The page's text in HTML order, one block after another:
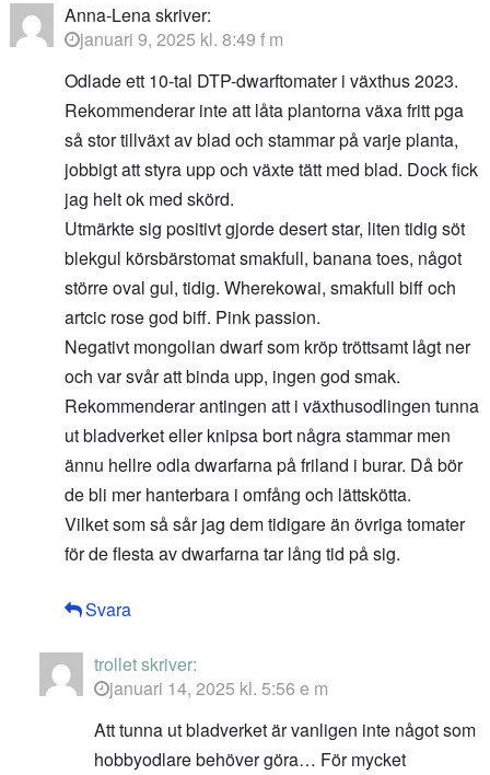
Anna-Lenaskriver:
januari 9, 2025 kl. 8:49 f m
Odlade ett 10-tal DTP-dwarftomater i växthus 2023.
Rekommenderar inte att låta plantorna växa fritt pga
så stor tillväxt av blad och stammar på varje planta,
jobbigt att styra upp och växte tätt med blad. Dock fick
jag helt ok med skörd.
Utmärkte sig positivt gjorde desert star, liten tidig söt
blekgul körsbärstomat smakfull, banana toes, något
större oval gul, tidig. Wherekowai, smakfull biff och
artcic rose god biff. Pink passion.
Negativt mongolian dwarf som kröp tröttsamt lågt ner
och var svår att binda upp, ingen god smak.
Rekommenderar antingen att i växthusodlingen tunna
ut bladverket eller knipsa bort några stammar men
ännu hellre odla dwarfarna på friland i burar. Då bör
de bli mer hanterbara i omfång och lättskötta.
Vilket som så sår jag dem tidigare än övriga tomater
för de flesta av dwarfarna tar lång tid på sig.
Svara
trolletskriver:
januari 14, 2025 kl. 5:56 e m
Att tunna ut bladverket är vanligen inte något som
hobbyodlare behöver göra… För mycket